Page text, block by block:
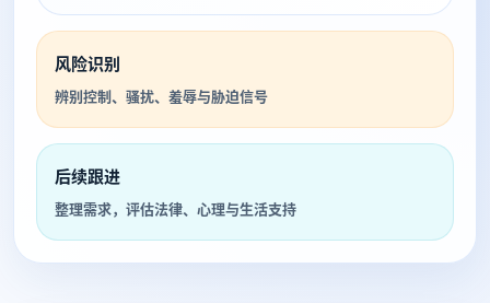
风险识别
辨别控制、骚扰、羞辱与胁迫信号
后续跟进
整理需求，评估法律、心理与生活支持